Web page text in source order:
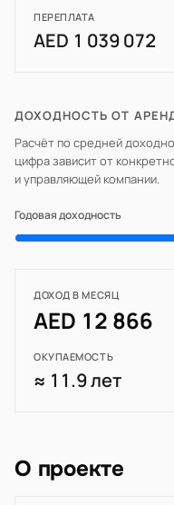
ПЕРЕПЛАТА
AED 1 039 072
ДОХОДНОСТЬ ОТ
Расчёт по средней
цифра зависит от
и управляющей компании.
Годовая доходность
ДОХОД В МЕСЯЦ
AED 12 866
ОКУПАЕМОСТЬ
≈ 11.9 лет
О проекте